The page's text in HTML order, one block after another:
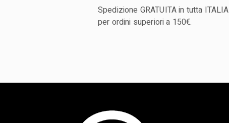
Spedizione GRATUITA in tutta ITALIA
per ordini superiori a 150€.